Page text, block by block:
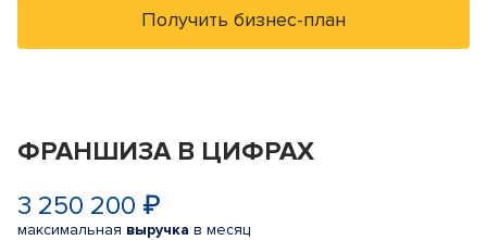
Получить бизнес-план
ФРАНШИЗА В ЦИФРАХ
3 250 200 ₽
максимальная выручка в месяц